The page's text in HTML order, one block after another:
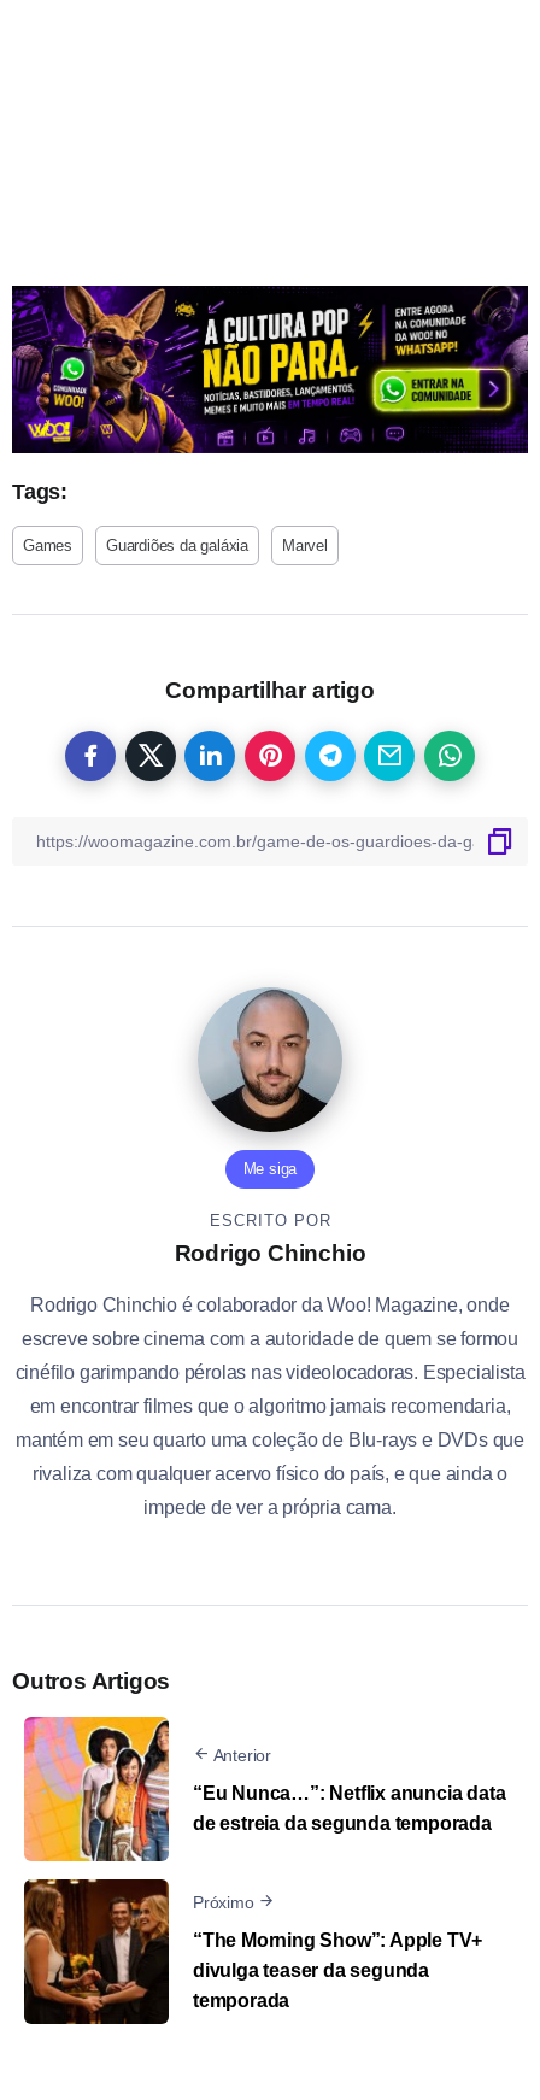
Tags:
Games Guardiões da galáxia Marvel
Compartilhar artigo
Me siga
ESCRITO POR
Rodrigo Chinchio
Rodrigo Chinchio é colaborador da Woo! Magazine, onde
escreve sobre cinema com a autoridade de quem se formou
cinéfilo garimpando pérolas nas videolocadoras. Especialista
em encontrar filmes que o algoritmo jamais recomendaria,
mantém em seu quarto uma coleção de Blu-rays e DVDs que
rivaliza com qualquer acervo físico do país, e que ainda o
impede de ver a própria cama.
Outros Artigos
Anterior
“Eu Nunca…”: Netflix anuncia data
de estreia da segunda temporada
Próximo
“The Morning Show”: Apple TV+
divulga teaser da segunda
temporada